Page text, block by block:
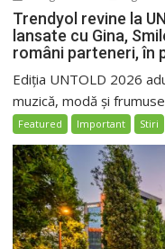
Trendyol revine la
lansate cu Gina,
români parteneri, în
Ediția UNTOLD 2026
muzică, modă și
Featured Important Stiri